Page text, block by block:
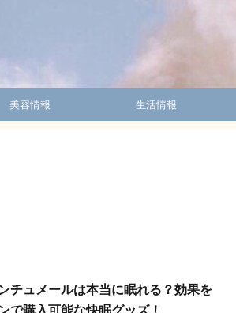
美容情報 生活情報
チュメールは本当に眠れる？効果を
で購入可能な快眠グッズ！